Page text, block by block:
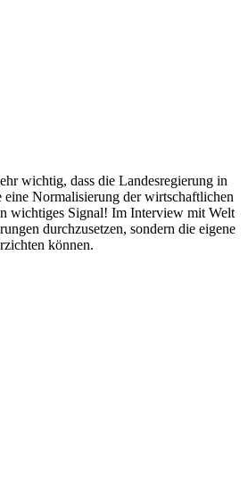
wichtig, dass die Landesregierung in
Normalisierung der wirtschaftlichen
wichtiges Signal! Im Interview mit Welt
durchzusetzen, sondern die eigene
können.